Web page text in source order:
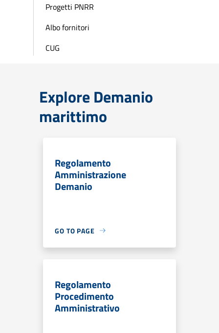
Progetti PNRR
Albo fornitori
CUG
Explore Demanio
marittimo
Regolamento
Amministrazione
Demanio
GO TO PAGE
Regolamento
Procedimento
Amministrativo